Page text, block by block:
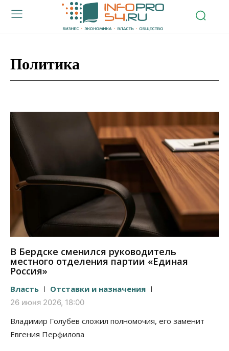
Политика
В Бердске сменился руководитель
местного отделения партии «Единая
Россия»
Власть Отставки и назначения
26 июня 2026, 18:00
Владимир Голубев сложил полномочия, его заменит
Евгения Перфилова